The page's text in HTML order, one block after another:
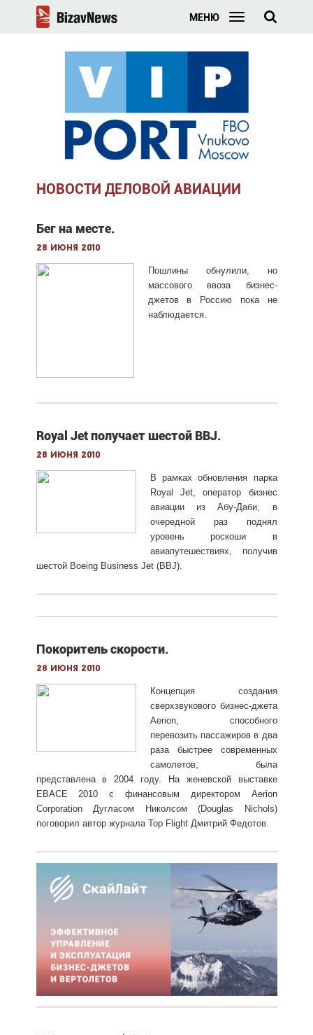
МЕНЮ
НОВОСТИ ДЕЛОВОЙ АВИАЦИИ
Бег на месте.
28 июня 2010
Пошлины обнулили, но
массового ввоза бизнес-
джетов в Россию пока не
наблюдается.
Royal Jet получает шестой BBJ.
28 июня 2010
В рамках обновления парка
Royal Jet, оператор бизнес
авиации из Абу-Даби, в
очередной раз поднял
уровень роскоши в
авиапутешествиях, получив
шестой Boeing Business Jet (BBJ).
Покоритель скорости.
28 июня 2010
Концепция создания
сверхзвукового бизнес-джета
Aerion, способного
перевозить пассажиров в два
раза быстрее современных
самолетов, была
представлена в 2004 году. На женевской выставке
EBACE 2010 с финансовым директором Aerion
Corporation Дугласом Николсом (Douglas Nichols)
поговорил автор журнала Top Flight Дмитрий Федотов.